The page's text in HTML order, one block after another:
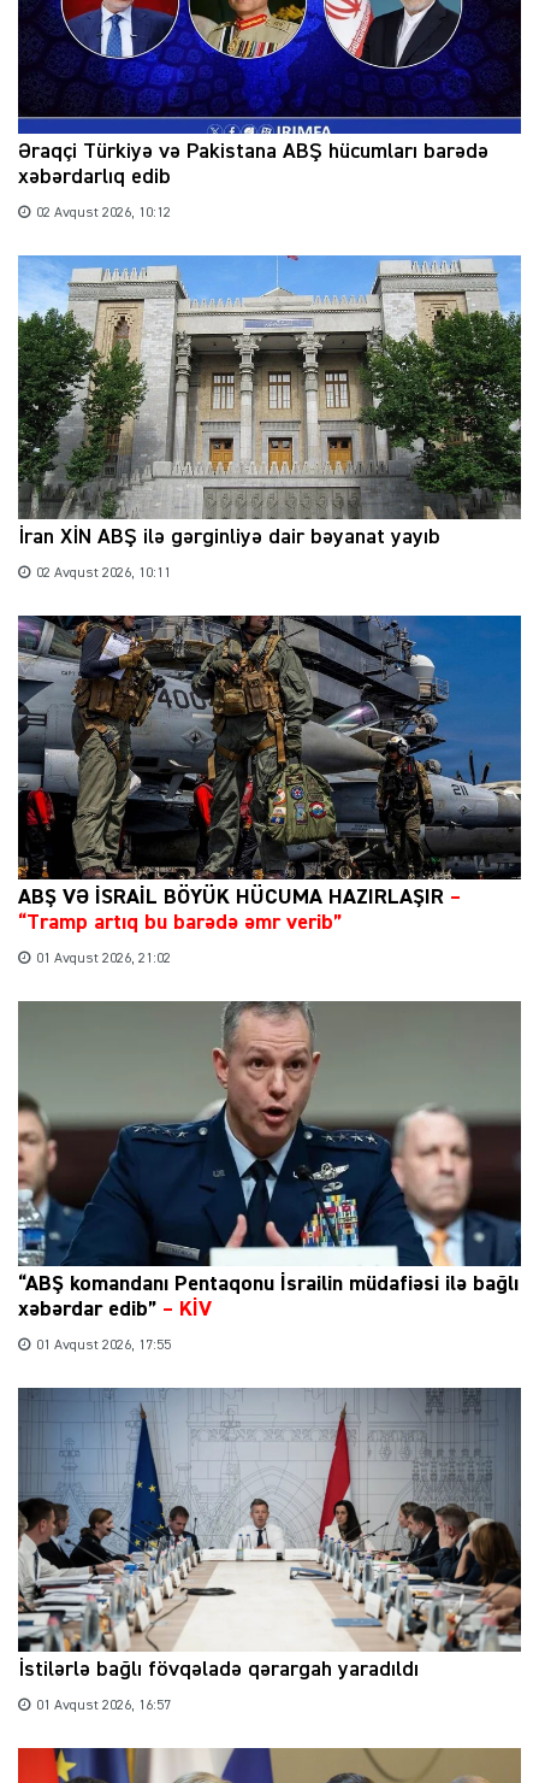
Əraqçi Türkiyə və Pakistana ABŞ hücumları barədə
xəbərdarlıq edib
02 Avqust 2026, 10:12
İran XİN ABŞ ilə gərginliyə dair bəyanat yayıb
02 Avqust 2026, 10:11
ABŞ VƏ İSRAİL BÖYÜK HÜCUMA HAZIRLAŞIR –
“Tramp artıq bu barədə əmr verib”
01 Avqust 2026, 21:02
“ABŞ komandanı Pentaqonu İsrailin müdafiəsi ilə bağlı
xəbərdar edib” – KİV
01 Avqust 2026, 17:55
İstilərlə bağlı fövqəladə qərargah yaradıldı
01 Avqust 2026, 16:57